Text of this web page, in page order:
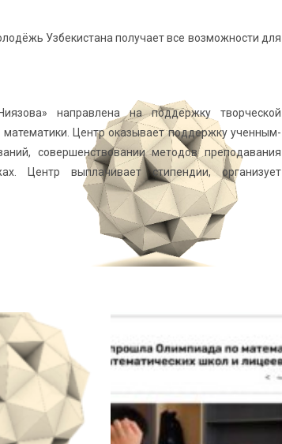
Узбекистана получает все возможности для
направлена на поддержку творческой
Центр оказывает поддержку ученным-
совершенствовании методов преподавания
Центр выплачивает стипендии, организует